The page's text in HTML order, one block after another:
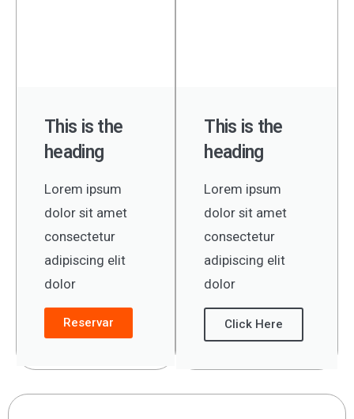
This is the
heading
Lorem ipsum
dolor sit amet
consectetur
adipiscing elit
dolor
Reservar
This is the
heading
Lorem ipsum
dolor sit amet
consectetur
adipiscing elit
dolor
Click Here